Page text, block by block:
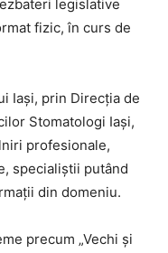
legislative
fizic, în curs de
Iaşi, prin Direcţia de
Stomatologi Iaşi,
profesionale,
specialiştii putând
din domeniu.
precum „Vechi şi